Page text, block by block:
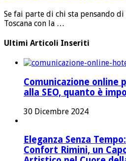
Se fai parte di chi sta pensando di
Toscana con la …
Ultimi Articoli Inseriti
Comunicazione online
alla SEO, quanto è
30 Dicembre 2024
Eleganza Senza
Confort Rimini, un